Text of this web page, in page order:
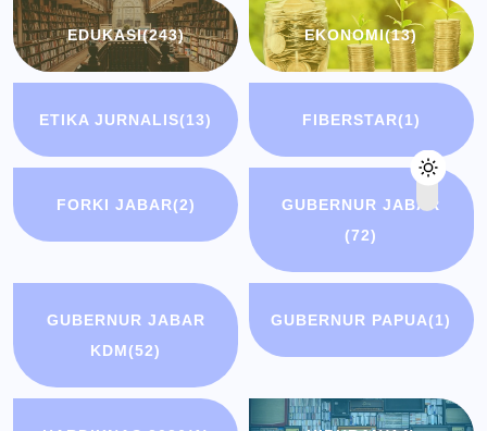
EDUKASI(243) EKONOMI(13)
ETIKA JURNALIS(13) FIBERSTAR(1)
FORKI JABAR(2)
GUBERNUR JABAR
(72)
GUBERNUR JABAR
KDM(52)
GUBERNUR PAPUA(1)